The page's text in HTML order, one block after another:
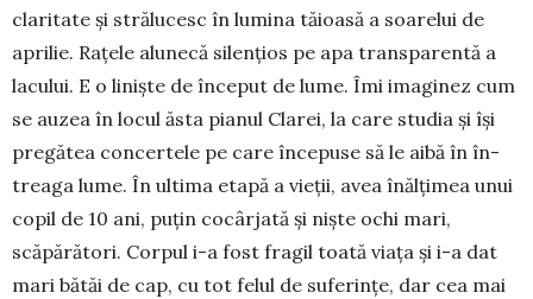
claritate și strălucesc în lumina tă­ioasă a soarelui de
aprilie. Rațele alunecă si­lențios pe apa transparentă a
lacului. E o liniște de în­ceput de lume. Îmi imaginez cum
se au­zea în locul ăsta pianul Clarei, la care studia și își
pre­gătea concertele pe care în­cepuse să le aibă în în­
treaga lume. În ultima etapă a vieții, avea înălți­mea unui
copil de 10 ani, puțin cocârjată și niște ochi mari,
scăpărători. Corpul i-a fost fragil toată viața și i-a dat
mari bătăi de cap, cu tot felul de sufe­rințe, dar cea mai